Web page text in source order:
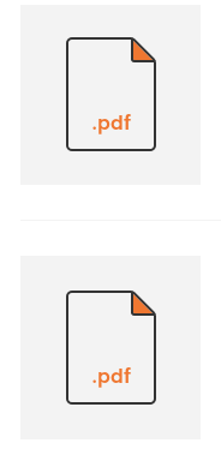
.pdf
.pdf